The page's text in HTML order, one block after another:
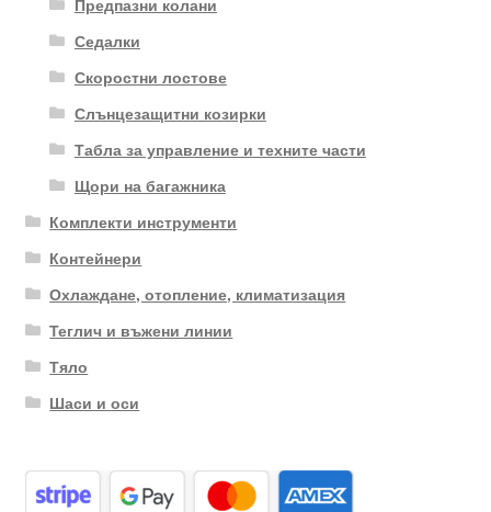
Предпазни колани
Седалки
Скоростни лостове
Слънцезащитни козирки
Табла за управление и техните части
Щори на багажника
Комплекти инструменти
Контейнери
Охлаждане, отопление, климатизация
Теглич и въжени линии
Тяло
Шаси и оси